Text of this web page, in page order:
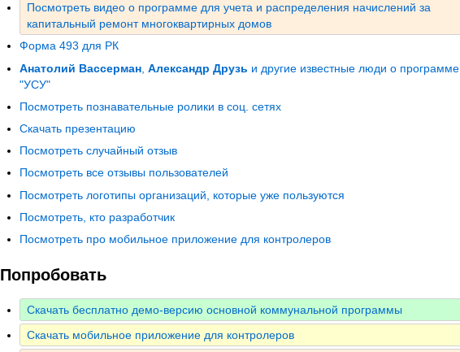
Посмотреть видео о программе для учета и распределения начислений за
капитальный ремонт многоквартирных домов
Форма 493 для РК
Анатолий Вассерман Александр Друзь и другие известные люди о программе
"УСУ"
Посмотреть познавательные ролики в соц. сетях
Скачать презентацию
Посмотреть случайный отзыв
Посмотреть все отзывы пользователей
Посмотреть логотипы организаций, которые уже пользуются
Посмотреть, кто разработчик
Посмотреть про мобильное приложение для контролеров
Попробовать
Скачать бесплатно демо-версию основной коммунальной программы
Скачать мобильное приложение для контролеров